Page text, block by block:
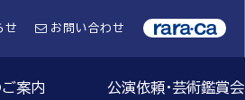
せ お問い合わせ
案内 公演依頼・芸術鑑賞会